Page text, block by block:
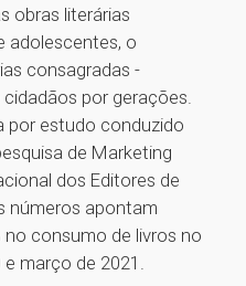
obras literárias
adolescentes, o
consagradas -
por gerações.
por estudo conduzido
de Marketing
dos Editores de
números apontam
consumo de livros no
março de 2021.